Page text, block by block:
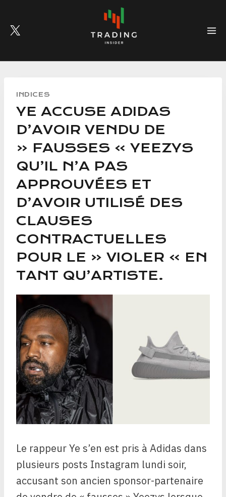
content
INDICES
YE ACCUSE ADIDAS
D’AVOIR VENDU DE
« FAUSSES » YEEZYS
QU’IL N’A PAS
APPROUVÉES ET
D’AVOIR UTILISÉ DES
CLAUSES
CONTRACTUELLES
POUR LE « VIOLER » EN
TANT QU’ARTISTE.
Le rappeur Ye s’en est pris à Adidas dans
plusieurs posts Instagram lundi soir,
accusant son ancien sponsor-partenaire